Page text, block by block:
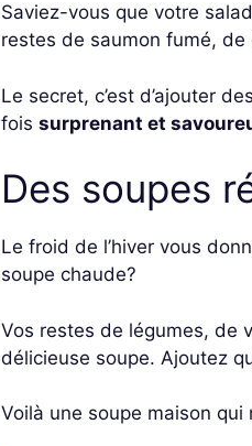
Saviez-vous que votre
restes de saumon fumé,
Le secret, c’est d’ajouter
fois surprenant et
Des soupes
Le froid de l’hiver vous
soupe chaude?
Vos restes de légumes, de
délicieuse soupe. Ajoutez
Voilà une soupe maison qui